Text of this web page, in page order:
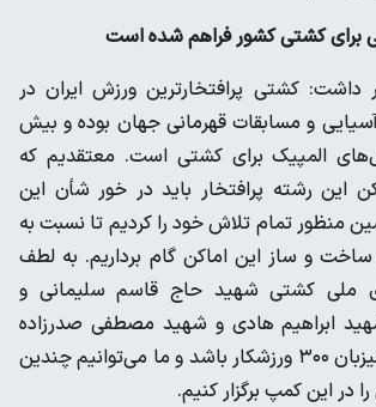
برای کشتی کشور فراهم شده است
داشت: کشتی پرافتخارترین ورزش ایران در
و مسابقات قهرمانی جهان بوده و بیش
مدال‌های المپیک برای کشتی است. معتقدیم که
این رشته پرافتخار باید در خور شأن این
منظور تمام تلاش خود را کردیم تا نسبت به
ساخت و ساز این اماکن گام برداریم. به لطف
ملی کشتی شهید حاج قاسم سلیمانی و
ابراهیم هادی و شهید مصطفی صدرزاده
می‌تواند همزمان میزبان ۳۰۰ ورزشکار باشد و ما می‌توانیم چندین
در این کمپ برگزار کنیم.